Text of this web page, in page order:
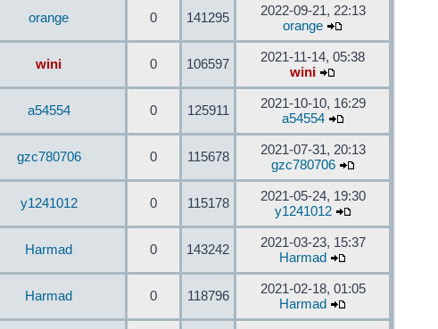
orange 0 141295
2022-09-21, 22:13
orange
wini 0 106597
2021-11-14, 05:38
wini
a54554 0 125911
2021-10-10, 16:29
a54554
gzc780706 0 115678
2021-07-31, 20:13
gzc780706
y1241012 0 115178
2021-05-24, 19:30
y1241012
Harmad 0 143242
2021-03-23, 15:37
Harmad
Harmad 0 118796
2021-02-18, 01:05
Harmad